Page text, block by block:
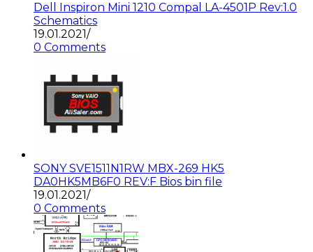
Dell Inspiron Mini 1210 Compal LA-4501P Rev:1.0
Schematics
19.01.2021/
0 Comments
SONY SVE1511N1RW MBX-269 HK5
DA0HK5MB6F0 REV:F Bios bin file
19.01.2021/
0 Comments